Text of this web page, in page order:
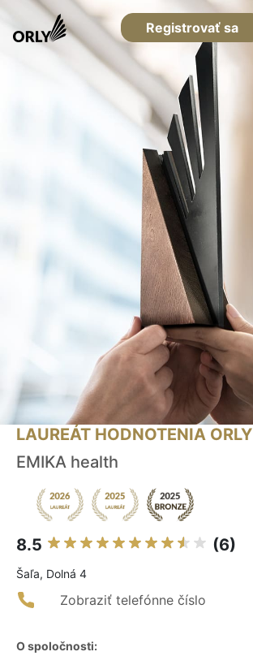
Registrovať sa
LAUREÁT HODNOTENIA ORLY
EMIKA health
8.5 (6)
Šaľa, Dolná 4
Zobraziť telefónne číslo
O spoločnosti: